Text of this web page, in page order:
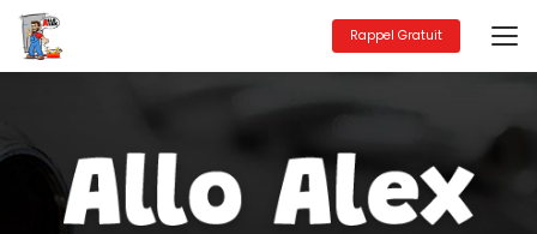
Aller
au
contenu
principal
Rappel Gratuit